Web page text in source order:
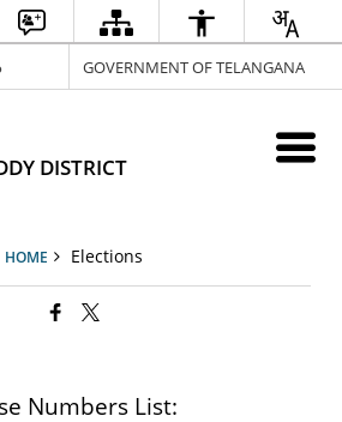
GOVERNMENT OF TELANGANA
DISTRICT
HOME Elections
Numbers List: